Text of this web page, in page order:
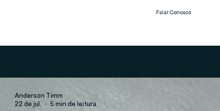
Falar Conosco
Anderson Timm
22 de jul.
5 min de leitura